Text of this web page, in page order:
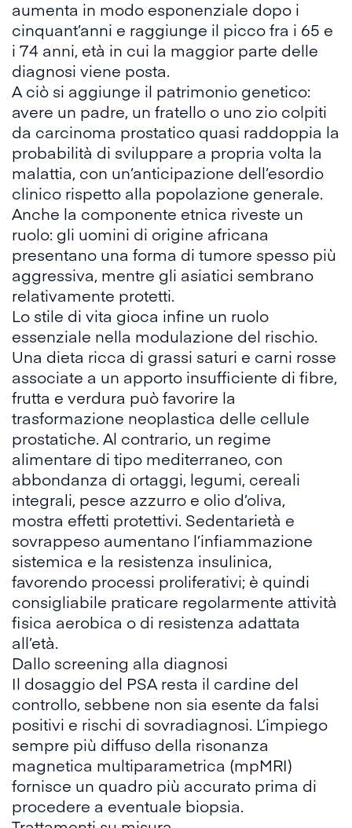
aumenta in modo esponenziale dopo i
cinquant’anni e raggiunge il picco fra i 65 e
i 74 anni, età in cui la maggior parte delle
diagnosi viene posta.
A ciò si aggiunge il patrimonio genetico:
avere un padre, un fratello o uno zio colpiti
da carcinoma prostatico quasi raddoppia la
probabilità di sviluppare a propria volta la
malattia, con un’anticipazione dell’esordio
clinico rispetto alla popolazione generale.
Anche la componente etnica riveste un
ruolo: gli uomini di origine africana
presentano una forma di tumore spesso più
aggressiva, mentre gli asiatici sembrano
relativamente protetti.
Lo stile di vita gioca infine un ruolo
essenziale nella modulazione del rischio.
Una dieta ricca di grassi saturi e carni rosse
associate a un apporto insufficiente di fibre,
frutta e verdura può favorire la
trasformazione neoplastica delle cellule
prostatiche. Al contrario, un regime
alimentare di tipo mediterraneo, con
abbondanza di ortaggi, legumi, cereali
integrali, pesce azzurro e olio d’oliva,
mostra effetti protettivi. Sedentarietà e
sovrappeso aumentano l’infiammazione
sistemica e la resistenza insulinica,
favorendo processi proliferativi; è quindi
consigliabile praticare regolarmente attività
fisica aerobica o di resistenza adattata
all’età.
Dallo screening alla diagnosi
Il dosaggio del PSA resta il cardine del
controllo, sebbene non sia esente da falsi
positivi e rischi di sovradiagnosi. L’impiego
sempre più diffuso della risonanza
magnetica multiparametrica (mpMRI)
fornisce un quadro più accurato prima di
procedere a eventuale biopsia.